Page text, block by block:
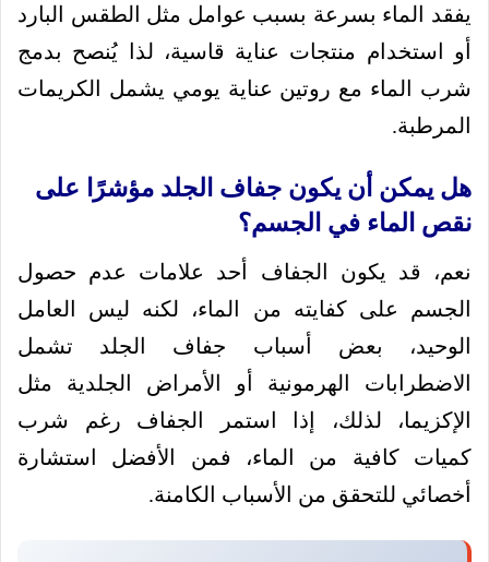
يفقد الماء بسرعة بسبب عوامل مثل الطقس البارد
أو استخدام منتجات عناية قاسية، لذا يُنصح بدمج
شرب الماء مع روتين عناية يومي يشمل الكريمات
المرطبة.
هل يمكن أن يكون جفاف الجلد مؤشرًا على
نقص الماء في الجسم؟
نعم، قد يكون الجفاف أحد علامات عدم حصول
الجسم على كفايته من الماء، لكنه ليس العامل
الوحيد، بعض أسباب جفاف الجلد تشمل
الاضطرابات الهرمونية أو الأمراض الجلدية مثل
الإكزيما، لذلك، إذا استمر الجفاف رغم شرب
كميات كافية من الماء، فمن الأفضل استشارة
أخصائي للتحقق من الأسباب الكامنة.